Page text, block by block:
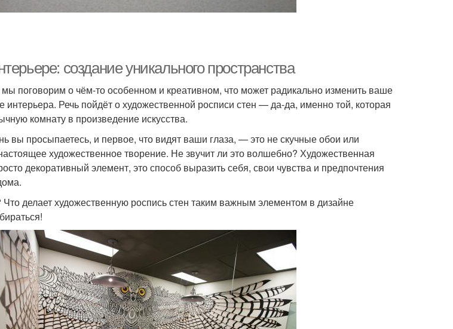
создание уникального пространства
поговорим о чём-то особенном и креативном, что может радикально изменить ваше
интерьера. Речь пойдёт о художественной росписи стен — да-да, именно той, которая
комнату в произведение искусства.
вы просыпаетесь, и первое, что видят ваши глаза, — это не скучные обои или
художественное творение. Не звучит ли это волшебно? Художественная
декоративный элемент, это способ выразить себя, свои чувства и предпочтения
Что делает художественную роспись стен таким важным элементом в дизайне